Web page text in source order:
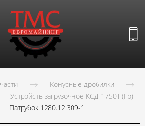
Конусные дробилки
Устройств загрузочное КСД-1750Т (Гр)
Патрубок 1280.12.309-1